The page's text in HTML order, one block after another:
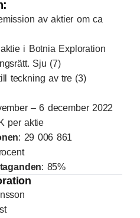
av aktier om ca
i Botnia Exploration
Sju (7)
teckning av tre (3)
– 6 december 2022
per aktie
: 29 006 861
: 85%